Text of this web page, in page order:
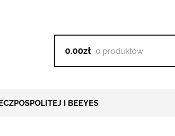
0.00zł 0 produktów
I BEEYES